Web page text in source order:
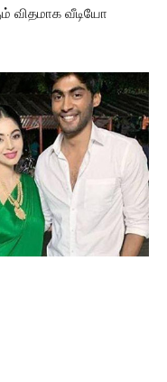
விதமாக வீடியோ